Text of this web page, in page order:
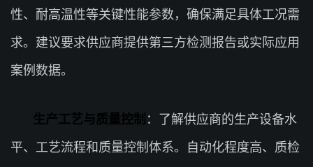
性、耐高温性等关键性能参数，确保满足具体工况需
求。建议要求供应商提供第三方检测报告或实际应用
案例数据。
生产工艺与质量控制 ：了解供应商的生产设备水
平、工艺流程和质量控制体系。自动化程度高、质检